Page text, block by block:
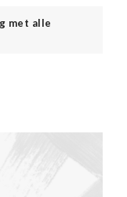
met alle